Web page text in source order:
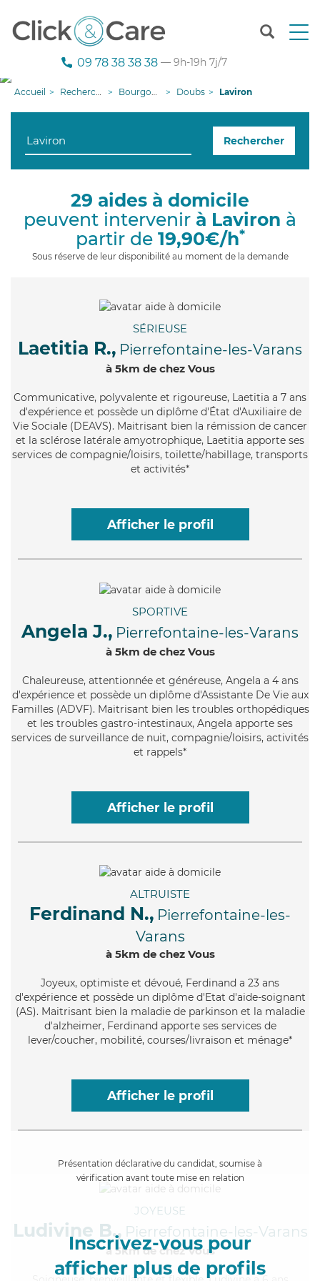
T
n
g
09 78 38 38 38 — 9h-19h 7j/7
Accueil Recherche aide à domicile Bourgogne-Franche-Comté Doubs Laviron
Rechercher
29 aides à domicile
peuvent intervenir à Laviron à
partir de 19,90€/h*
Sous réserve de leur disponibilité au moment de la demande
SÉRIEUSE
Laetitia R., Pierrefontaine-les-Varans
à 5km de chez Vous
Communicative, polyvalente et rigoureuse, Laetitia a 7 ans
d'expérience et possède un diplôme d'État d'Auxiliaire de
Vie Sociale (DEAVS). Maitrisant bien la rémission de cancer
et la sclérose latérale amyotrophique, Laetitia apporte ses
services de compagnie/loisirs, toilette/habillage, transports
et activités*
Afficher le profil
SPORTIVE
Angela J., Pierrefontaine-les-Varans
à 5km de chez Vous
Chaleureuse, attentionnée et généreuse, Angela a 4 ans
d'expérience et possède un diplôme d'Assistante De Vie aux
Familles (ADVF). Maitrisant bien les troubles orthopédiques
et les troubles gastro-intestinaux, Angela apporte ses
services de surveillance de nuit, compagnie/loisirs, activités
et rappels*
Afficher le profil
ALTRUISTE
Ferdinand N., Pierrefontaine-les-
Varans
à 5km de chez Vous
Joyeux, optimiste et dévoué, Ferdinand a 23 ans
d'expérience et possède un diplôme d'Etat d'aide-soignant
(AS). Maitrisant bien la maladie de parkinson et la maladie
d'alzheimer, Ferdinand apporte ses services de
lever/coucher, mobilité, courses/livraison et ménage*
Afficher le profil
Présentation déclarative du candidat, soumise à
vérification avant toute mise en relation
Inscrivez-vous pour
afficher plus de profils
JOYEUSE
Ludivine B., Pierrefontaine-les-Varans
à 5km de chez Vous